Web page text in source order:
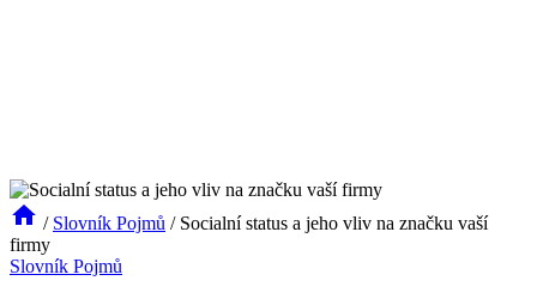
/ Slovník Pojmů / Socialní status a jeho vliv na značku vaší
firmy
Slovník Pojmů